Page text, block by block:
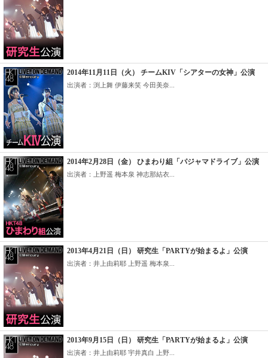
2014年11月11日（火） チームKIV「シアターの女神」公演
出演者：渕上舞 伊藤来笑 今田美奈...
2014年2月28日（金） ひまわり組「パジャマドライブ」公演
出演者：上野遥 梅本泉 神志那結衣...
2013年4月21日（日） 研究生「PARTYが始まるよ」公演
出演者：井上由莉耶 上野遥 梅本泉...
2013年9月15日（日） 研究生「PARTYが始まるよ」公演
出演者：井上由莉耶 宇井真白 上野...